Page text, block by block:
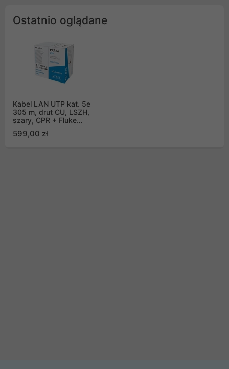
Ostatnio oglądane
Kabel LAN UTP kat. 5e
305 m, drut CU, LSZH,
szary, CPR + Fluke
599,00 zł